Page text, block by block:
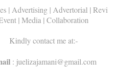
| Advertising | Advertorial | Review |
| Media | Collaboration
Kindly contact me at:-
: juelizajamani@gmail.com